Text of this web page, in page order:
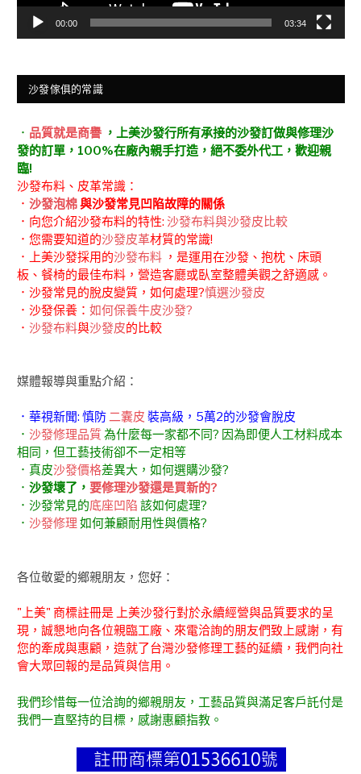
00:00 03:34
沙發傢俱的常識
． 品質就是商譽 ，上美沙發行所有承接的沙發訂做與修理沙
發的訂單，100%在廠內親手打造，絕不委外代工，歡迎親
臨!
沙發布料、皮革常識：
． 沙發泡棉與沙發常見凹陷故障的關係
．向您介紹沙發布料的特性: 沙發布料與沙發皮比較
．您需要知道的沙發皮革材質的常識!
．上美沙發採用的沙發布料 ，是運用在沙發、抱枕、床頭
板、餐椅的最佳布料，營造客廳或臥室整體美觀之舒適感。
．沙發常見的脫皮變質，如何處理?慎選沙發皮
．沙發保養： 如何保養牛皮沙發?
． 沙發布料與沙發皮的比較
媒體報導與重點介紹：
．華視新聞: 慎防 二囊皮 裝高級，5萬2的沙發會脫皮
． 沙發修理品質為什麼每一家都不同? 因為即便人工材料成本
相同，但工藝技術卻不一定相等
．真皮沙發價格差異大，如何選購沙發?
． 沙發壞了， 要修理沙發還是買新的?
．沙發常見的底座凹陷 該如何處理?
． 沙發修理 如何兼顧耐用性與價格?
各位敬愛的鄉親朋友，您好：
"上美" 商標註冊是 上美沙發行對於永續經營與品質要求的呈
現，誠懇地向各位親臨工廠、來電洽詢的朋友們致上感謝，有
您的牽成與惠顧，造就了台灣沙發修理工藝的延續，我們向社
會大眾回報的是品質與信用。
我們珍惜每一位洽詢的鄉親朋友，工藝品質與滿足客戶託付是
我們一直堅持的目標，感謝惠顧指教。